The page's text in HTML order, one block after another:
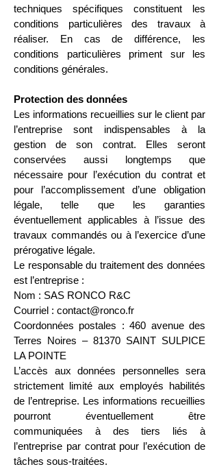
techniques spécifiques constituent les
conditions particulières des travaux à
réaliser. En cas de différence, les
conditions particulières priment sur les
conditions générales.
Protection des données
Les informations recueillies sur le client par
l’entreprise sont indispensables à la
gestion de son contrat. Elles seront
conservées aussi longtemps que
nécessaire pour l’exécution du contrat et
pour l’accomplissement d’une obligation
légale, telle que les garanties
éventuellement applicables à l’issue des
travaux commandés ou à l’exercice d’une
prérogative légale.
Le responsable du traitement des données
est l’entreprise :
Nom : SAS RONCO R&C
Courriel : contact@ronco.fr
Coordonnées postales : 460 avenue des
Terres Noires – 81370 SAINT SULPICE
LA POINTE
L’accès aux données personnelles sera
strictement limité aux employés habilités
de l’entreprise. Les informations recueillies
pourront éventuellement être
communiquées à des tiers liés à
l’entreprise par contrat pour l’exécution de
tâches sous-traitées.